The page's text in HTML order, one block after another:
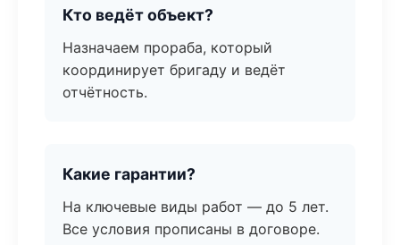
Кто ведёт объект?
Назначаем прораба, который
координирует бригаду и ведёт
отчётность.
Какие гарантии?
На ключевые виды работ — до 5 лет.
Все условия прописаны в договоре.